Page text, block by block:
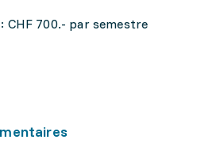
CHF 700.- par semestre